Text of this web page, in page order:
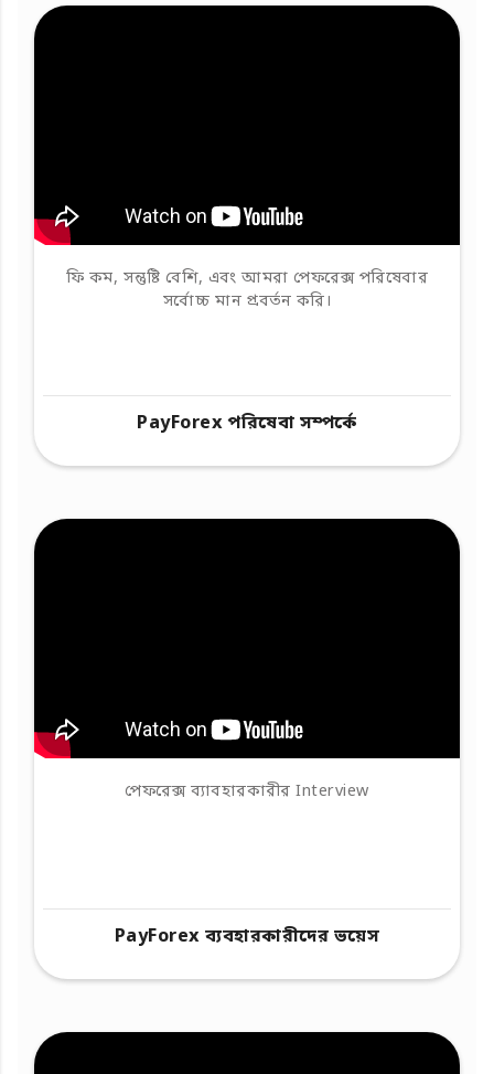
ফি কম, সন্তুষ্টি বেশি, এবং আমরা পেফরেক্স পরিষেবার
সর্বোচ্চ মান প্রবর্তন করি।
PayForex পরিষেবা সম্পর্কে
পেফরেক্স ব্যাবহারকারীর Interview
PayForex ব্যবহারকারীদের ভয়েস